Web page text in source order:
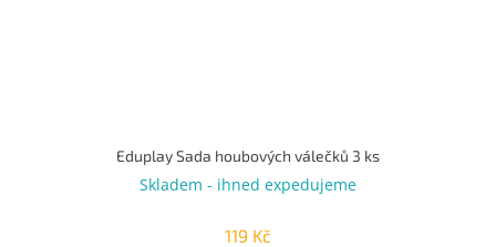
Eduplay Sada houbových válečků 3 ks
Skladem - ihned expedujeme
119 Kč